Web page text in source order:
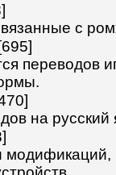
с
[695]
переводов
на русский
модификаций,